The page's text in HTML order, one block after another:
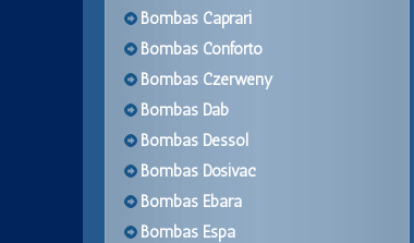
Bombas Caprari
Bombas Conforto
Bombas Czerweny
Bombas Dab
Bombas Dessol
Bombas Dosivac
Bombas Ebara
Bombas Espa